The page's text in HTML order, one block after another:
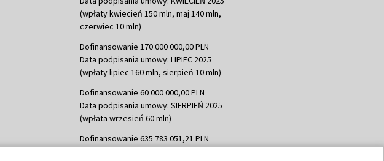
(wpłaty kwiecień 150 mln, maj 140 mln,
czerwiec 10 mln)
Dofinansowanie 170 000 000,00 PLN
Data podpisania umowy: LIPIEC 2025
(wpłaty lipiec 160 mln, sierpień 10 mln)
Dofinansowanie 60 000 000,00 PLN
Data podpisania umowy: SIERPIEŃ 2025
(wpłata wrzesień 60 mln)
Dofinansowanie 635 783 051,21 PLN